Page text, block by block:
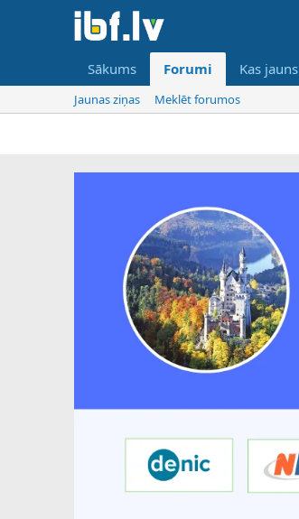
Sākums Forumi Kas jauns
Jaunas ziņas Meklēt forumos